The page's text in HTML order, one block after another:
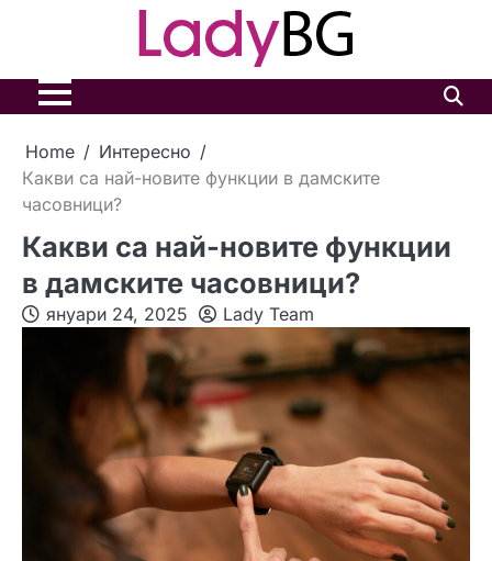
Home
Интересно
Какви са най-новите функции в дамските
часовници?
Какви са най-новите функции
в дамските часовници?
януари 24, 2025 Lady Team